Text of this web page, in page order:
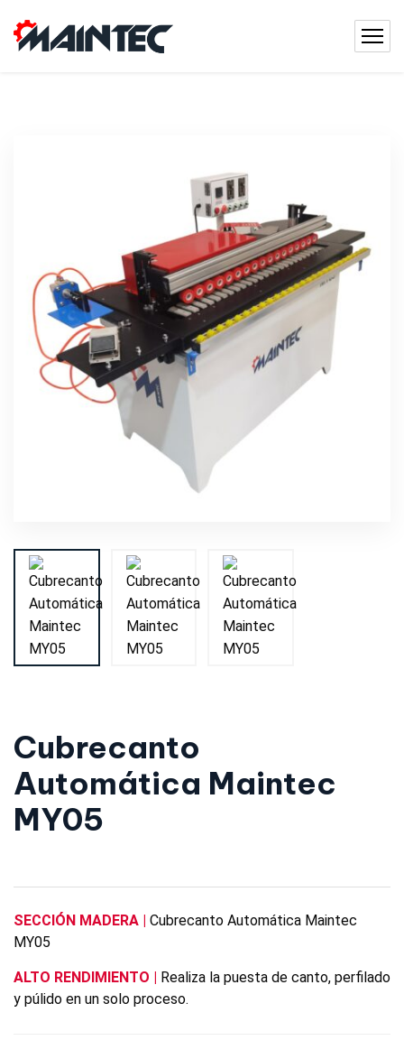
Cubrecanto
Automática Maintec
MY05
SECCIÓN MADERA | Cubrecanto Automática Maintec
MY05
ALTO RENDIMIENTO | Realiza la puesta de canto, perfilado
y púlido en un solo proceso.